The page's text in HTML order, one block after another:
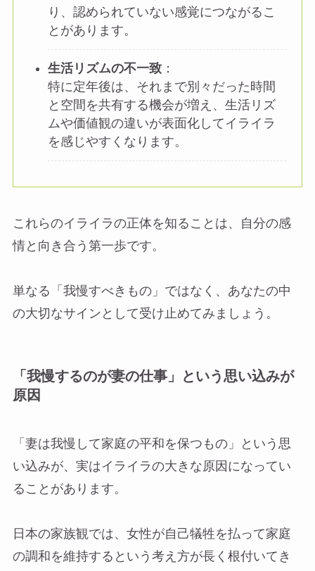
り、認められていない感覚につながるこ
とがあります。
生活リズムの不一致 ：
特に定年後は、それまで別々だった時間
と空間を共有する機会が増え、生活リズ
ムや価値観の違いが表面化してイライラ
を感じやすくなります。
これらのイライラの正体を知ることは、自分の感
情と向き合う第一歩です。
単なる「我慢すべきもの」ではなく、あなたの中
の大切なサインとして受け止めてみましょう。
「我慢するのが妻の仕事」という思い込みが
原因
「妻は我慢して家庭の平和を保つもの」という思
い込みが、実はイライラの大きな原因になってい
ることがあります。
日本の家族観では、女性が自己犠牲を払って家庭
の調和を維持するという考え方が長く根付いてき